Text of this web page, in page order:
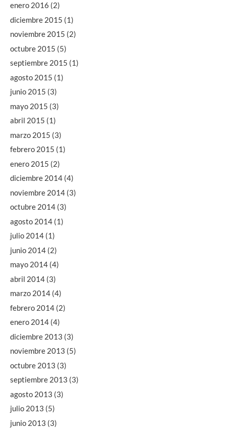
enero 2016 (2)
diciembre 2015 (1)
noviembre 2015 (2)
octubre 2015 (5)
septiembre 2015 (1)
agosto 2015 (1)
junio 2015 (3)
mayo 2015 (3)
abril 2015 (1)
marzo 2015 (3)
febrero 2015 (1)
enero 2015 (2)
diciembre 2014 (4)
noviembre 2014 (3)
octubre 2014 (3)
agosto 2014 (1)
julio 2014 (1)
junio 2014 (2)
mayo 2014 (4)
abril 2014 (3)
marzo 2014 (4)
febrero 2014 (2)
enero 2014 (4)
diciembre 2013 (3)
noviembre 2013 (5)
octubre 2013 (3)
septiembre 2013 (3)
agosto 2013 (3)
julio 2013 (5)
junio 2013 (3)